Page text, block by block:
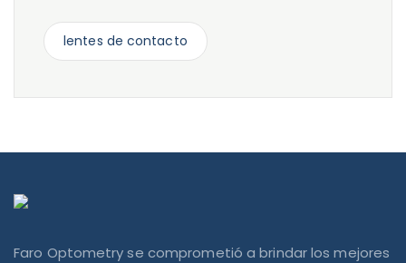
lentes de contacto
Faro Optometry se comprometió a brindar los mejores